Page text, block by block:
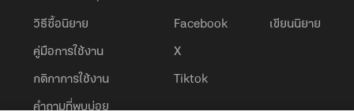
วิธีซื้อนิยาย
คู่มือการใช้งาน
กติกาการใช้งาน
คำถามที่พบบ่อย
Facebook
X
Tiktok
เขียนนิยาย